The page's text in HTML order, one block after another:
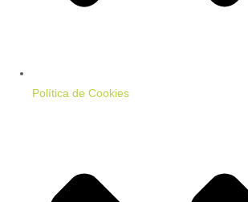
Política de Cookies